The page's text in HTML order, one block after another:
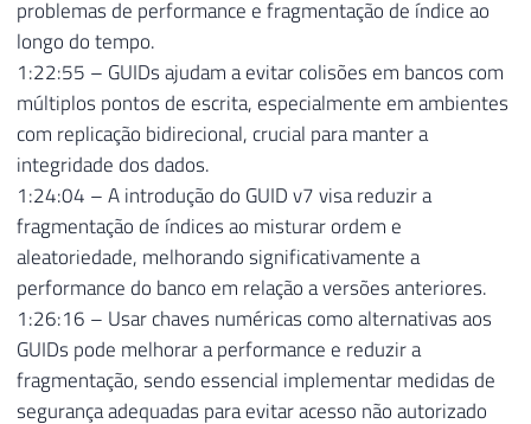
problemas de performance e fragmentação de índice ao
longo do tempo.
1:22:55 – GUIDs ajudam a evitar colisões em bancos com
múltiplos pontos de escrita, especialmente em ambientes
com replicação bidirecional, crucial para manter a
integridade dos dados.
1:24:04 – A introdução do GUID v7 visa reduzir a
fragmentação de índices ao misturar ordem e
aleatoriedade, melhorando significativamente a
performance do banco em relação a versões anteriores.
1:26:16 – Usar chaves numéricas como alternativas aos
GUIDs pode melhorar a performance e reduzir a
fragmentação, sendo essencial implementar medidas de
segurança adequadas para evitar acesso não autorizado